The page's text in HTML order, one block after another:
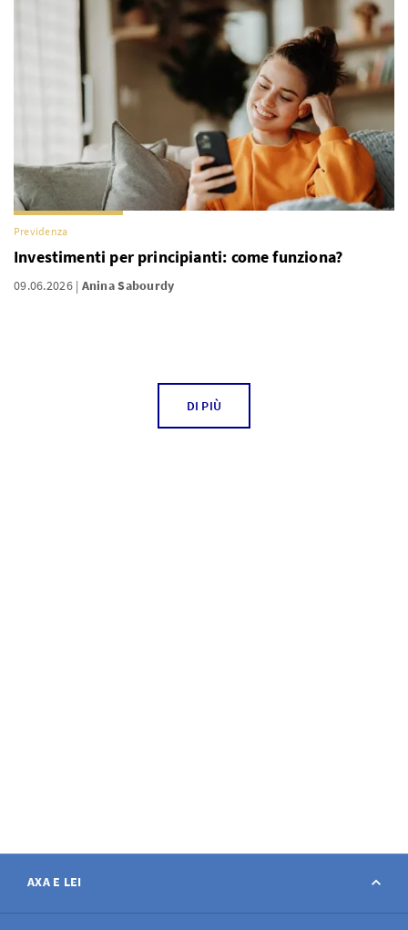
Previdenza
Investimenti per principianti: come funziona?
09.06.2026 Anina Sabourdy
DI PIÙ
AXA E LEI